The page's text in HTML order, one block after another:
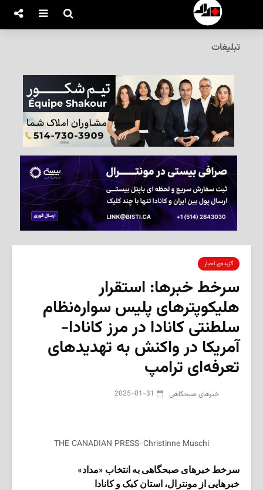
تبلیغات
گزیده‌ی‌ اخبار
سرخط خبرها: استقرار
هلیکوپترهای پلیس سواره‌نظام
سلطنتی کانادا در مرز کانادا-
آمریکا در واکنش به تهدیدهای
تعرفه‌ای ترامپ
‌خبرهای صبحگاهی 2025-01-31
THE CANADIAN PRESS-Christinne Muschi
سرخط خبرهای صبحگاهی به انتخاب «مداد»
خبرهایی از مونترال، استان کبک و کانادا